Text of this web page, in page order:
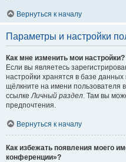
Вернуться к началу
Параметры и настройки
Как мне изменить мои настройки?
Если вы являетесь
настройки хранятся в базе
щёлкните на имени пользователя
ссылкеЛичный раздел. Там вы
предпочтения.
Вернуться к началу
Как избежать появления моего
конференции»?